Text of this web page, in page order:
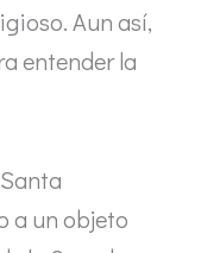
Aun así,
entender la
a un objeto